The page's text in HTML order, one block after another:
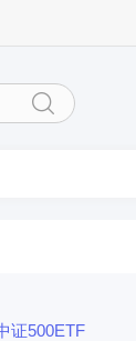
证500ETF